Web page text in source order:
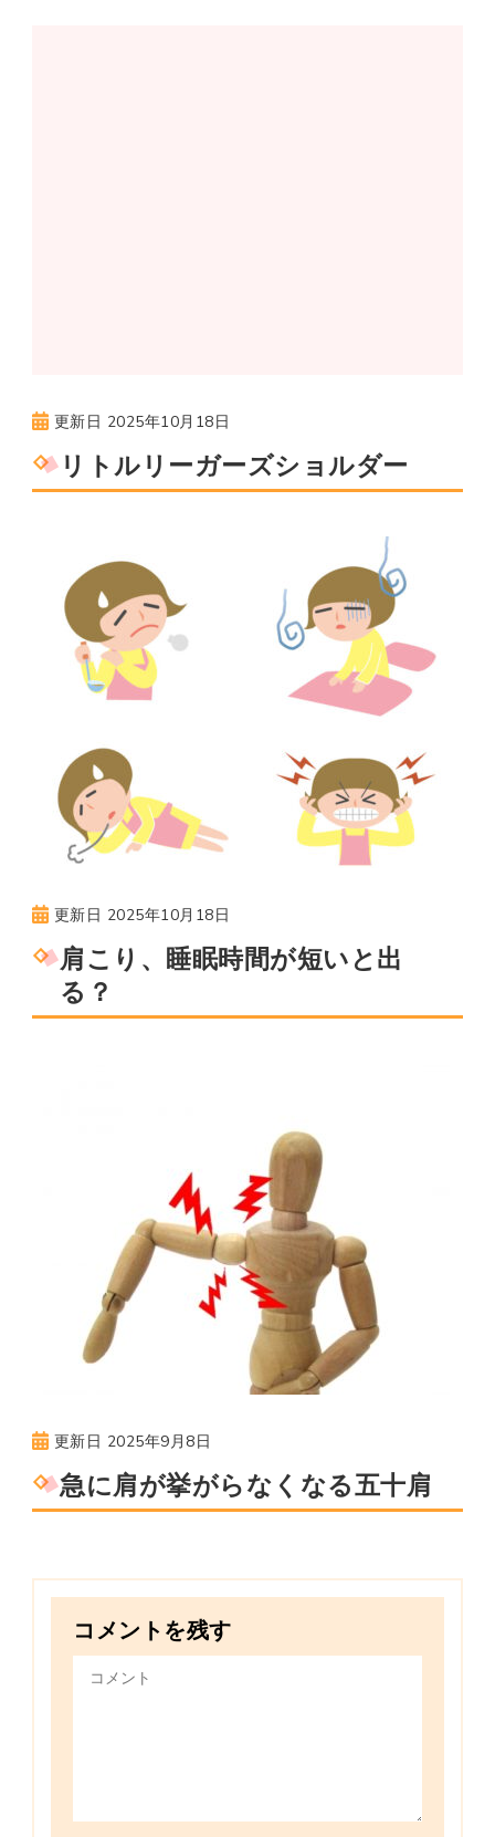
更新日 2025年10月18日
リトルリーガーズショルダー
更新日 2025年10月18日
肩こり、睡眠時間が短いと出
る？
更新日 2025年9月8日
急に肩が挙がらなくなる五十肩
コメントを残す